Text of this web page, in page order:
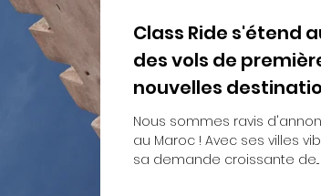
Class Ride s'étend
des vols de
nouvelles
Nous sommes ravis
au Maroc ! Avec ses villes
sa demande croissante de...